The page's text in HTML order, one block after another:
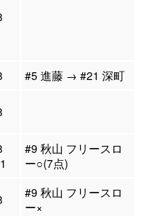
#5 進藤 → #21 深町
#9 秋山 フリースロ
ー○(7点)
#9 秋山 フリースロ
ー×